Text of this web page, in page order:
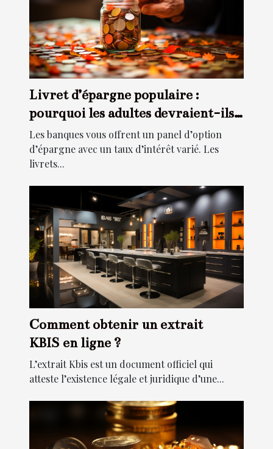
Livret d’épargne populaire :
pourquoi les adultes devraient-ils
souscrire à ce type d’épargne ?
Les banques vous offrent un panel d’option
d’épargne avec un taux d’intérêt varié. Les
livrets...
Comment obtenir un extrait
KBIS en ligne ?
L’extrait Kbis est un document officiel qui
atteste l’existence légale et juridique d’une...